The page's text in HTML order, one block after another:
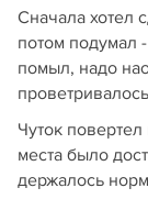
Сначала хотел
потом подумал
помыл, надо
Чуток
места было
держалось